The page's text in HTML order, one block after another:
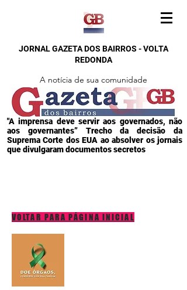
JORNAL GAZETA DOS BAIRROS - VOLTA
REDONDA
A notícia de sua comunidade
"A imprensa deve servir aos governados, não
aos governantes” Trecho da decisão da
Suprema Corte dos EUA ao absolver os jornais
que divulgaram documentos secretos
VOLTAR PARA PÁGINA INICIAL